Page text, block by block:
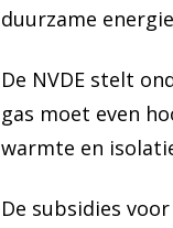
duurzame
De NVDE stelt
gas moet even
warmte en
De subsidies